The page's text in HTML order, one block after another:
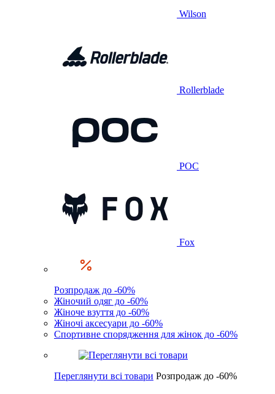
Wilson
Rollerblade
POC
Fox
Розпродаж до -60%
Жіночий одяг до -60%
Жіноче взуття до -60%
Жіночі аксесуари до -60%
Спортивне спорядження для жінок до -60%
Переглянути всі товари Розпродаж до -60%